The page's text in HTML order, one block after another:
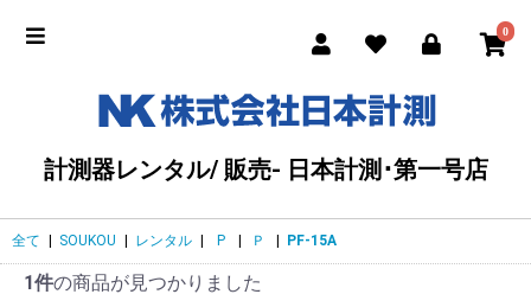
0
計測器レンタル/ 販売- 日本計測･第一号店
全て SOUKOU レンタル P Ｐ PF-15A
1件の商品が見つかりました